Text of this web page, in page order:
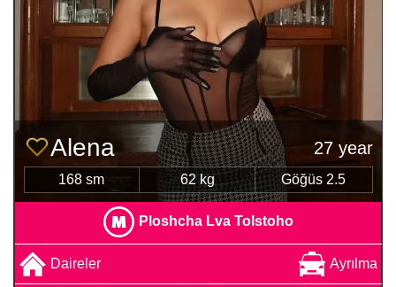
Alena 27 year
168 sm 62 kg Göğüs 2.5
Ploshcha Lva Tolstoho
Daireler Ayrılma